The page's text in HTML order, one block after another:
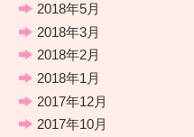
2018年5月
2018年3月
2018年2月
2018年1月
2017年12月
2017年10月